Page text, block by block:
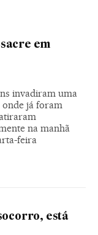
em
invadiram uma
onde já foram
na manhã
feira
está